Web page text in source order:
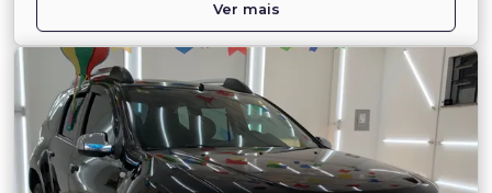
Ver mais